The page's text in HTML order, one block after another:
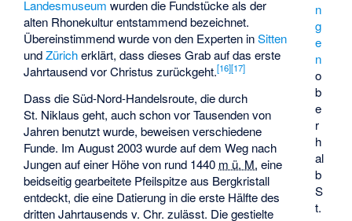
n
g
e
n
o
b
e
r
h
al
b
S
t.
Landesmuseum wurden die Fundstücke als der
alten Rhonekultur entstammend bezeichnet.
Übereinstimmend wurde von den Experten inSitten
undZüricherklärt, dass dieses Grab auf das erste
Jahrtausend vor Christus zurückgeht.[16][17]
Dass die Süd-Nord-Handelsroute, die durch
St. Niklaus geht, auch schon vor Tausenden von
Jahren benutzt wurde, beweisen verschiedene
Funde. Im August 2003 wurde auf dem Weg nach
Jungen auf einer Höhe von rund 1440 m ü. M. eine
beidseitig gearbeitete Pfeilspitze aus Bergkristall
entdeckt, die eine Datierung in die erste Hälfte des
dritten Jahrtausends v. Chr. zulässt. Die gestielte